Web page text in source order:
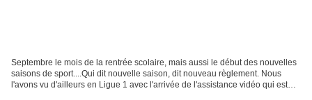
Septembre le mois de la rentrée scolaire, mais aussi le début des nouvelles
saisons de sport....Qui dit nouvelle saison, dit nouveau règlement. Nous
l'avons vu d'ailleurs en Ligue 1 avec l'arrivée de l'assistance vidéo qui est